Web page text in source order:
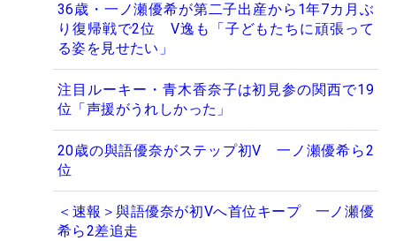
36歳・一ノ瀬優希が第二子出産から1年7カ月ぶ
り復帰戦で2位 V逸も「子どもたちに頑張って
る姿を見せたい」
注目ルーキー・青木香奈子は初見参の関西で19
位「声援がうれしかった」
20歳の與語優奈がステップ初V 一ノ瀬優希ら2
位
＜速報＞與語優奈が初Vへ首位キープ 一ノ瀬優
希ら2差追走